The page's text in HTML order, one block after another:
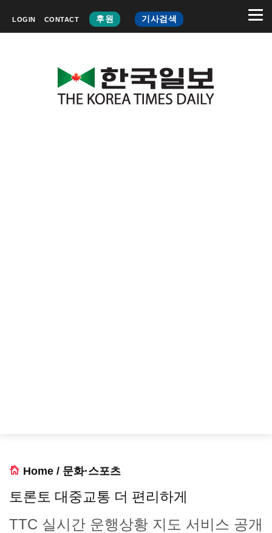
LOGIN CONTACT 후원 기사검색
Home / 문화·스포츠
토론토 대중교통 더 편리하게
TTC 실시간 운행상황 지도 서비스 공개